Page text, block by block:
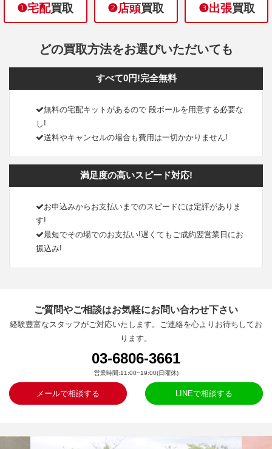
❶宅配買取 ❷店頭買取 ❸出張買取
どの買取方法をお選びいただいても
すべて0円!完全無料
無料の宅配キットがあるので 段ボールを用意する必要な
し!
送料やキャンセルの場合も費用は一切かかりません!
満足度の高いスピード対応!
お申込みからお支払いまでのスピードには定評がありま
す!
最短でその場でのお支払い!遅くてもご成約翌営業日にお
振込み!
ご質問やご相談はお気軽にお問い合わせ下さい
経験豊富なスタッフがご対応いたします。ご連絡を心よりお待ちしてお
ります。
03-6806-3661
営業時間:11:00~19:00(日曜休)
メールで相談する LINEで相談する